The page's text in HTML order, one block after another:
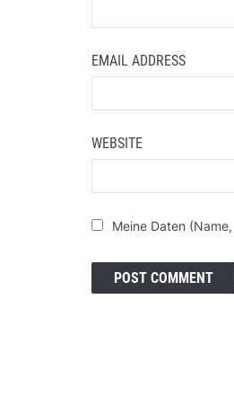
EMAIL ADDRESS
WEBSITE
Meine Daten